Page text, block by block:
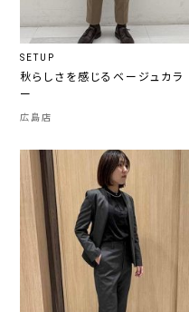
SETUP
秋らしさを感じるベージュカラ
ー
広島店